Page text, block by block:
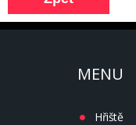
MENU
Hřiště